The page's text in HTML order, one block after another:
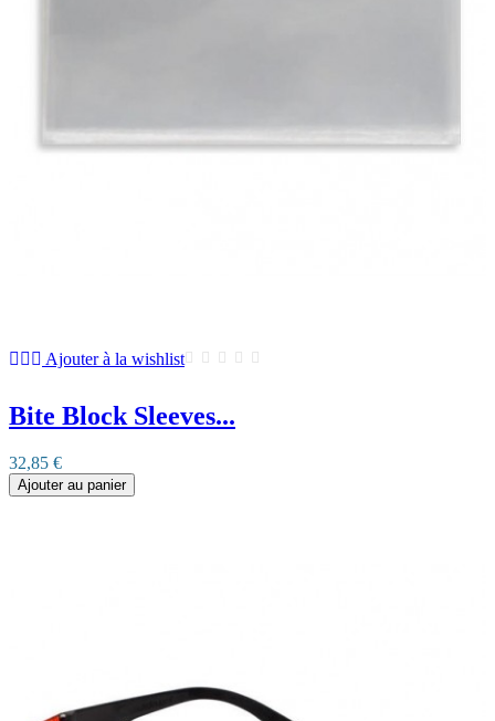
Ajouter à la wishlist
Bite Block Sleeves...
32,85 €
Ajouter au panier